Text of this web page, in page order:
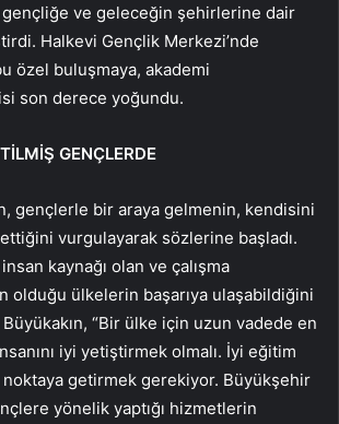
ve geleceğin şehirlerine dair
Halkevi Gençlik Merkezi’nde
özel buluşmaya, akademi
son derece yoğundu.
GENÇLERDE
gençlerle bir araya gelmenin, kendisini
vurgulayarak sözlerine başladı.
kaynağı olan ve çalışma
olduğu ülkelerin başarıya ulaşabildiğini
Büyükakın, “Bir ülke için uzun vadede en
iyi yetiştirmek olmalı. İyi eğitim
noktaya getirmek gerekiyor. Büyükşehir
yönelik yaptığı hizmetlerin